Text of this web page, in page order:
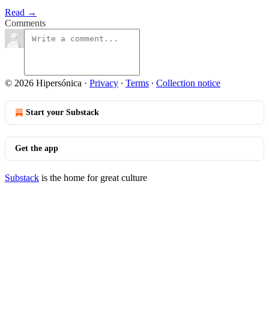
Read →
Comments
© 2026 Hipersónica · Privacy ∙ Terms ∙ Collection notice
Start your Substack
Get the app
Substack is the home for great culture